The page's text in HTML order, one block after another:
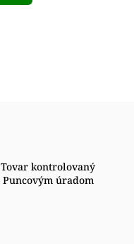
Tovar kontrolovaný
Puncovým úradom